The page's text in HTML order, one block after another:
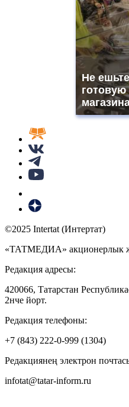
Не
готовую
©2025 Intertat (Интертат)
«ТАТМЕДИА» акционерлык
Редакция адресы:
420066, Татарстан
2нче йорт.
Редакция телефоны:
+7 (843) 222-0-999 (1304)
Редакциянең электрон
infotat@tatar-inform.ru